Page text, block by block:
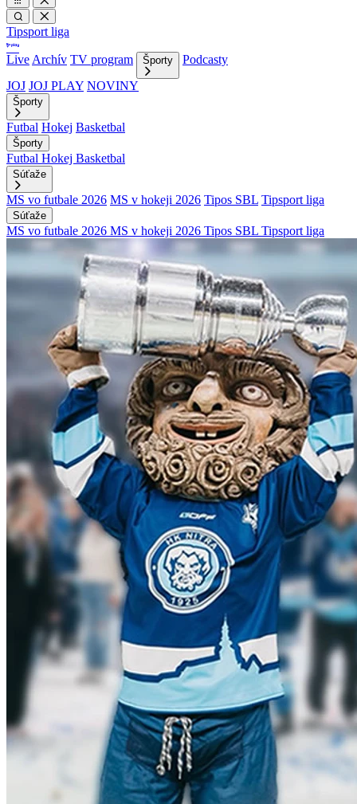
Tipsport liga
Live Archív TV program Športy
Podcasty
JOJ JOJ PLAY NOVINY
Športy
Futbal Hokej Basketbal
Športy
Futbal Hokej Basketbal
Súťaže
MS vo futbale 2026 MS v hokeji 2026 Tipos SBL Tipsport liga
Súťaže
MS vo futbale 2026 MS v hokeji 2026 Tipos SBL Tipsport liga